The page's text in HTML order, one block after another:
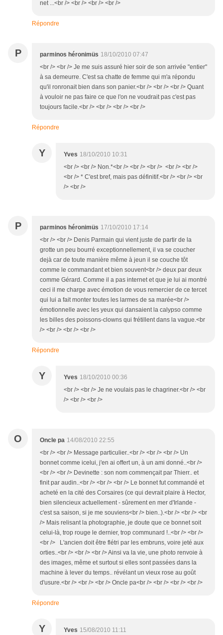
net ...<br /> <br /> <br /> <br />
Répondre
P parminos héronimüs 18/10/2010 07:47
<br /> <br /> Je me suis assuré hier soir de son arrivée "entier"
à sa demeurre. C'est sa chatte de femme qui m'a répondu
qu'il ronronait bien dans son panier.<br /> <br /> <br /> Quant
à vouloir ne pas faire ce que l'on ne voudrait pas c'est pas
toujours facile.<br /> <br /> <br /> <br />
Répondre
Y Yves 18/10/2010 10:31
<br /> <br /> Non.*<br /> <br /> <br /> <br /> <br />
<br /> * C'est bref, mais pas définitif.<br /> <br /> <br
/> <br />
P parminos héronimüs 17/10/2010 17:14
<br /> <br /> Denis Parmain qui vient juste de partir de la
grotte un peu bourré exceptionnellement, il va se coucher
dejà car de toute manière même à jeun il se couche tôt
comme le commandant et bien souvent<br /> deux par deux
comme Gérard. Comme il a pas internet et que je lui ai montré
ceci il me charge avec émotion de vous remercier de ce tercet
qui lui a fait monter toutes les larmes de sa marée<br />
émotionnelle avec les yeux qui dansaient la calypso comme
les billes des poissons-clowns qui frétillent dans la vague.<br
/> <br /> <br /> <br />
Répondre
Y Yves 18/10/2010 00:36
<br /> <br /> Je ne voulais pas le chagriner.<br /> <br
/> <br /> <br />
O Oncle pa 14/08/2010 22:55
<br /> <br /> Message particulier..<br /> <br /> <br /> Un
bonnet comme icelui, j'en ai offert un, à un ami donné..<br />
<br /> <br /> Devinette : son nom commençait par Thierr.. et
finit par audin..<br /> <br /> <br /> Le bonnet fut commandé et
acheté en la cité des Corsaires (ce qui devrait plaire à Hector,
bien silencieux actuellement - sûrement en mer d'Irlande -
c'est sa saison, si je me souviens<br /> bien..).<br /> <br /> <br
/> Mais relisant la photographie, je doute que ce bonnet soit
celui-là, trop rouge le dernier, trop communard !..<br /> <br />
<br /> L'ancien doit être flétri par les embruns, voire jeté aux
orties..<br /> <br /> <br /> Ainsi va la vie, une photo renvoie à
des images, même et surtout si elles sont passées dans la
machine à lever du temps.. révélant un vieux rose au goût
d'usure.<br /> <br /> <br /> Oncle pa<br /> <br /> <br /> <br />
Répondre
Y Yves 15/08/2010 11:11